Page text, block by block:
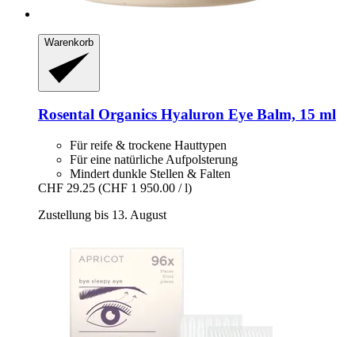
Warenkorb
Rosental Organics Hyaluron Eye Balm, 15 ml
Für reife & trockene Hauttypen
Für eine natürliche Aufpolsterung
Mindert dunkle Stellen & Falten
CHF 29.25 (CHF 1 950.00 / l)
Zustellung bis 13. August